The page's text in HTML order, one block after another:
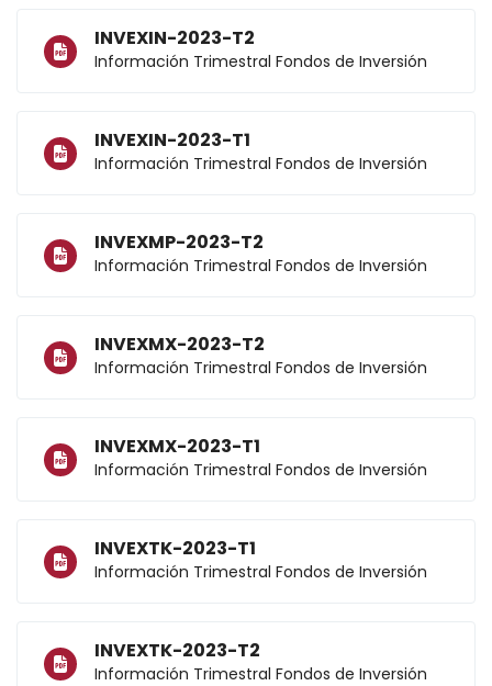
INVEXIN-2023-T2
Información Trimestral Fondos de Inversión
INVEXIN-2023-T1
Información Trimestral Fondos de Inversión
INVEXMP-2023-T2
Información Trimestral Fondos de Inversión
INVEXMX-2023-T2
Información Trimestral Fondos de Inversión
INVEXMX-2023-T1
Información Trimestral Fondos de Inversión
INVEXTK-2023-T1
Información Trimestral Fondos de Inversión
INVEXTK-2023-T2
Información Trimestral Fondos de Inversión